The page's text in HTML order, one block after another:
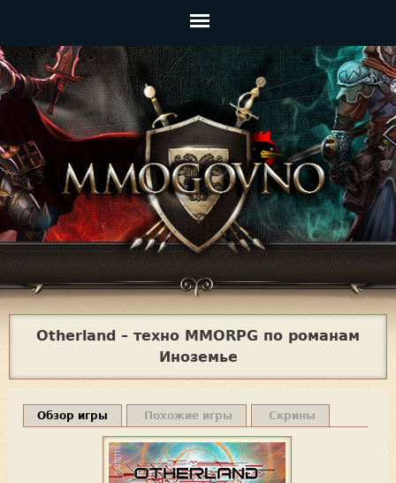
Главное
меню
Jump to navigation
Otherland – техно MMORPG по романам
Иноземье
Обзор игры Похожие игры Скрины